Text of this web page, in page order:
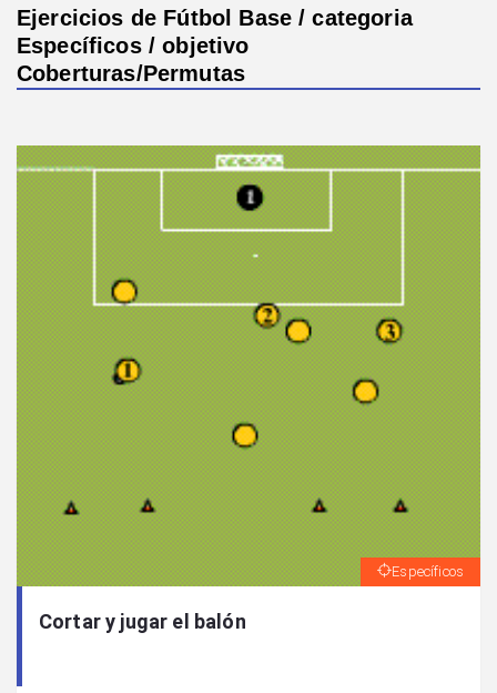
Ejercicios de Fútbol Base / categoria
Específicos / objetivo
Coberturas/Permutas
Específicos
Cortar y jugar el balón